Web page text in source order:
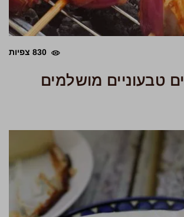
830 צפיות
טבעוניים מושלמים